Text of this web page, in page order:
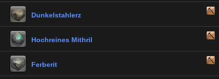
Dunkelstahlerz
Hochreines Mithril
Ferberit